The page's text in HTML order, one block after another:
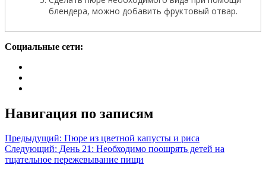
блендера, можно добавить фруктовый отвар.
Социальные сети:
Навигация по записям
Предыдущий: Пюре из цветной капусты и риса
Следующий: День 21: Необходимо поощрять детей на
тщательное пережевывание пищи